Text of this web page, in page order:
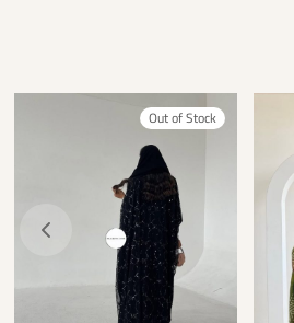
Out of Stock